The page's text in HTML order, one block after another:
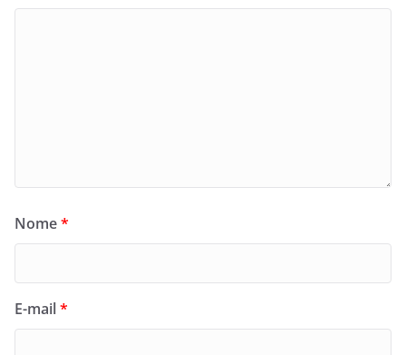
Nome*
E-mail*